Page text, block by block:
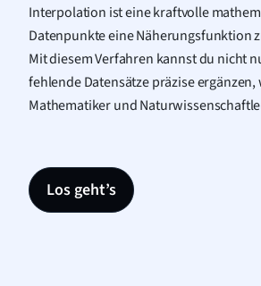
Interpolation ist eine kraftvolle
Datenpunkte eine Näherungsfunktion
Mit diesem Verfahren kannst du nicht
fehlende Datensätze präzise
Mathematiker und
Los geht’s